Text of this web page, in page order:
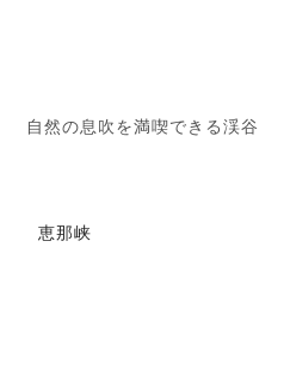
自然の息吹を満喫できる渓谷
恵那峡